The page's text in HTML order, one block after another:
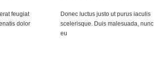
feugiat
dolor
Donec luctus justo ut purus iaculis
scelerisque. Duis malesuada, nunc
eu